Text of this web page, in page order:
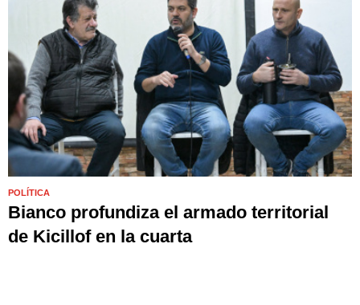
POLÍTICA
Bianco profundiza el armado territorial
de Kicillof en la cuarta